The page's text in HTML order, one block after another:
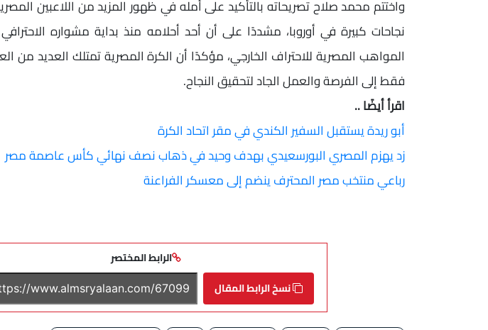
واختتم محمد صلاح تصريحاته بالتأكيد على أمله في ظهور المزيد من اللاعبين
نجاحات كبيرة في أوروبا، مشددًا على أن أحد أحلامه منذ بداية مشواره
المواهب المصرية للاحتراف الخارجي، مؤكدًا أن الكرة المصرية تمتلك العديد من
فقط إلى الفرصة والعمل الجاد لتحقيق النجاح.
اقرأ أيضًا ..
أبو ريدة يستقبل السفير الكندي في مقر اتحاد الكرة
زد يهزم المصري البورسعيدي بهدف وحيد في ذهاب نصف نهائي كأس عاصمة مصر
رباعي منتخب مصر المحترف ينضم إلى معسكر الفراعنة
الرابط المختصر
نسخ الرابط المقال